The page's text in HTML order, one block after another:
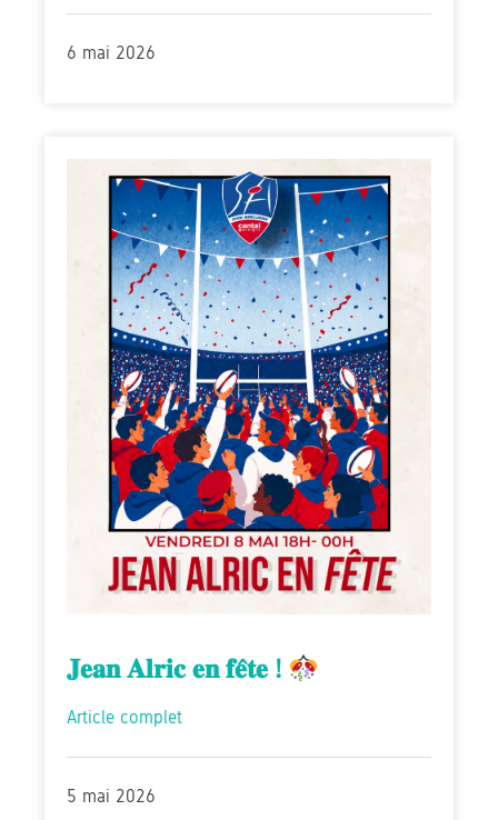
6 mai 2026
𝐉𝐞𝐚𝐧 𝐀𝐥𝐫𝐢𝐜 𝐞𝐧 𝐟𝐞̂𝐭𝐞 !
Article complet
5 mai 2026